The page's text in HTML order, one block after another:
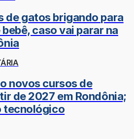
de gatos brigando para
caso vai parar na
novos cursos de
de 2027 em Rondônia;
tecnológico